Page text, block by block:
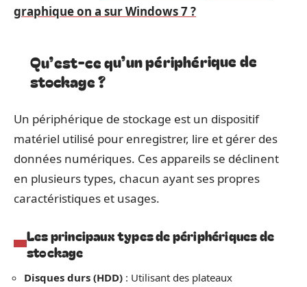
graphique on a sur Windows 7 ?
Qu’est-ce qu’un périphérique de
stockage ?
Un périphérique de stockage est un dispositif
matériel utilisé pour enregistrer, lire et gérer des
données numériques. Ces appareils se déclinent
en plusieurs types, chacun ayant ses propres
caractéristiques et usages.
Les principaux types de périphériques de
stockage
Disques durs (HDD) : Utilisant des plateaux